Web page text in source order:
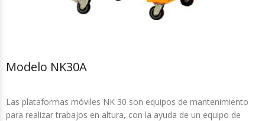
Modelo NK30A
Las plataformas móviles NK 30 son equipos de mantenimiento
para realizar trabajos en altura, con la ayuda de un equipo de